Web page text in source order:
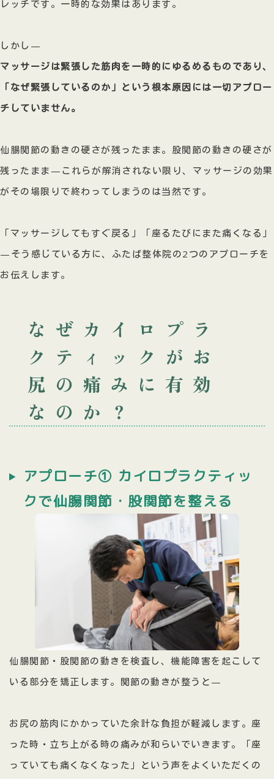
レッチです。一時的な効果はあります。
しかし—
マッサージは緊張した筋肉を一時的にゆるめるものであり、
「なぜ緊張しているのか」という根本原因には一切アプロー
チしていません。
仙腸関節の動きの硬さが残ったまま。股関節の動きの硬さが
残ったまま—これらが解消されない限り、マッサージの効果
がその場限りで終わってしまうのは当然です。
「マッサージしてもすぐ戻る」「座るたびにまた痛くなる」
—そう感じている方に、ふたば整体院の2つのアプローチを
お伝えします。
なぜカイロプラ
クティックが お
尻の痛みに有効
なのか？
アプローチ① カイロプラクティッ
クで仙腸関節・股関節を整える
仙腸関節・股関節の動きを検査し、機能障害を起こして
いる部分を矯正します。関節の動きが整うと—
お尻の筋肉にかかっていた余計な負担が軽減します。座
った時・立ち上がる時の痛みが和らいでいきます。「座
っていても痛くなくなった」という声をよくいただくの